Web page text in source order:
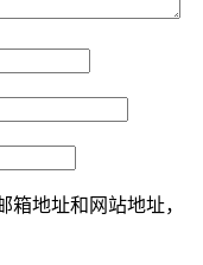
地址和网站地址，